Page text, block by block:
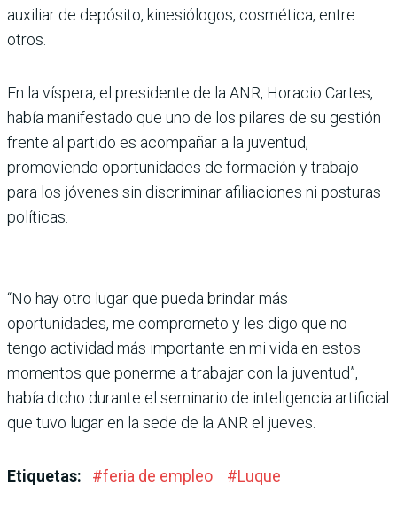
auxiliar de depósito, kinesiólogos, cosmética, entre
otros.
En la víspera, el presidente de la ANR, Horacio Cartes,
había manifestado que uno de los pilares de su gestión
frente al partido es acompañar a la juventud,
promoviendo oportunidades de formación y trabajo
para los jóvenes sin discriminar afiliaciones ni posturas
políticas.
“No hay otro lugar que pueda brindar más
oportunidades, me comprometo y les digo que no
tengo actividad más importante en mi vida en estos
momentos que ponerme a trabajar con la juventud”,
había dicho durante el seminario de inteligencia artificial
que tuvo lugar en la sede de la ANR el jueves.
Etiquetas: #feria de empleo #Luque